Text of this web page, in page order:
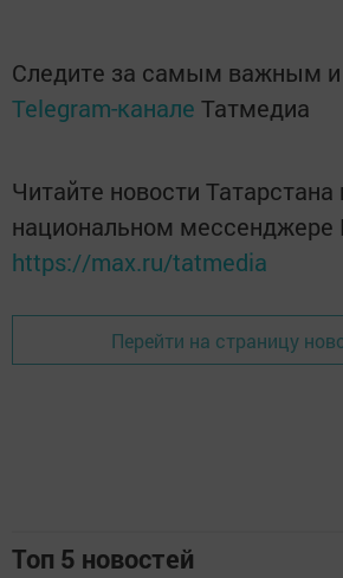
Следите за самым важным
Telegram-канале Татмедиа
Читайте новости Татарстана
национальном мессенджере
https://max.ru/tatmedia
Перейти на страницу
Топ 5 новостей